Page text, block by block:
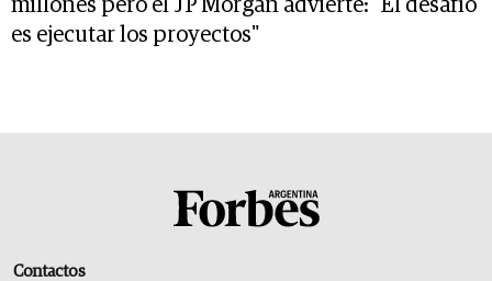
millones pero el JP Morgan advierte: "El desafío
es ejecutar los proyectos"
Contactos